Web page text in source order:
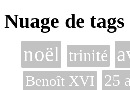
Nuage de tags
noël trinité
Benoît XVI
25